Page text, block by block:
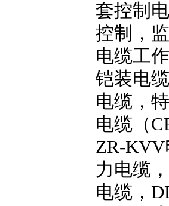
套控制
控制，
电缆工
铠装电
电缆，
电缆（
ZR-KVV
力电缆，
电缆，